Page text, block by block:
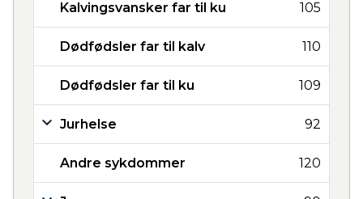
Kalvingsvansker far til ku 105
Dødfødsler far til kalv 110
Dødfødsler far til ku 109
Jurhelse 92
Andre sykdommer 120